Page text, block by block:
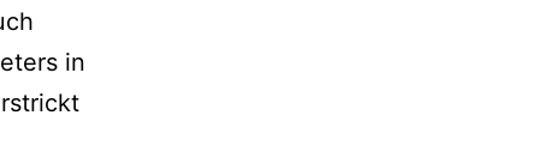
in